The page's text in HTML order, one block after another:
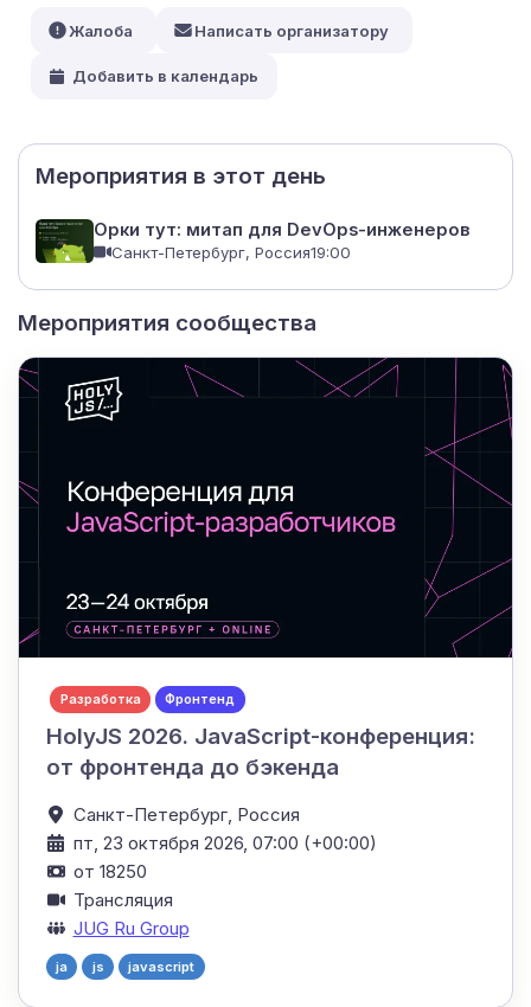
Мероприятия в этот день
Орки тут: митап для DevOps-инженеров
Санкт-Петербург, Россия19:00
Жалоба Написать организатору
Добавить в календарь
Мероприятия сообщества
Разработка Фронтенд
HolyJS 2026. JavaScript-конференция:
от фронтенда до бэкенда
Санкт-Петербург, Россия
пт, 23 октября 2026, 07:00 (+00:00)
от 18250
Трансляция
JUG Ru Group
ja js javascript